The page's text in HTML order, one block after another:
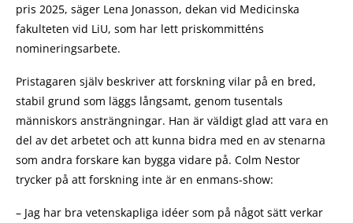
pris 2025, säger Lena Jonasson, dekan vid Medicinska
fakulteten vid LiU, som har lett priskommitténs
nomineringsarbete.
Pristagaren själv beskriver att forskning vilar på en bred,
stabil grund som läggs långsamt, genom tusentals
människors ansträngningar. Han är väldigt glad att vara en
del av det arbetet och att kunna bidra med en av stenarna
som andra forskare kan bygga vidare på. Colm Nestor
trycker på att forskning inte är en enmans-show:
– Jag har bra vetenskapliga idéer som på något sätt verkar